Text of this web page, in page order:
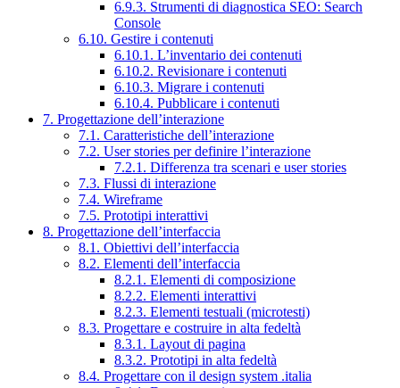
6.9.3. Strumenti di diagnostica SEO: Search
Console
6.10. Gestire i contenuti
6.10.1. L’inventario dei contenuti
6.10.2. Revisionare i contenuti
6.10.3. Migrare i contenuti
6.10.4. Pubblicare i contenuti
7. Progettazione dell’interazione
7.1. Caratteristiche dell’interazione
7.2. User stories per definire l’interazione
7.2.1. Differenza tra scenari e user stories
7.3. Flussi di interazione
7.4. Wireframe
7.5. Prototipi interattivi
8. Progettazione dell’interfaccia
8.1. Obiettivi dell’interfaccia
8.2. Elementi dell’interfaccia
8.2.1. Elementi di composizione
8.2.2. Elementi interattivi
8.2.3. Elementi testuali (microtesti)
8.3. Progettare e costruire in alta fedeltà
8.3.1. Layout di pagina
8.3.2. Prototipi in alta fedeltà
8.4. Progettare con il design system .italia